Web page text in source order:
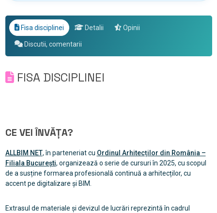
Fisa disciplinei Detalii Opinii
Discutii, comentarii
FISA DISCIPLINEI
CE VEI ÎNVĂȚA?
ALLBIM NET, în parteneriat cu Ordinul Arhitecților din România –
Filiala București, organizează o serie de cursuri în 2025, cu scopul
de a susține formarea profesională continuă a arhitecților, cu
accent pe digitalizare și BIM.
Extrasul de materiale și devizul de lucrări reprezintă în cadrul